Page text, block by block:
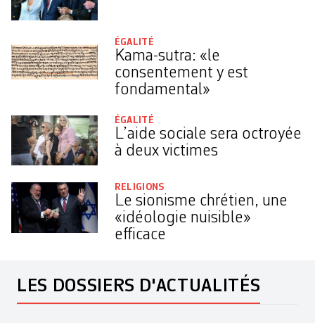
ÉGALITÉ
Kama-sutra: «le
consentement y est
fondamental»
ÉGALITÉ
L’aide sociale sera octroyée
à deux victimes
RELIGIONS
Le sionisme chrétien, une
«idéologie nuisible»
efficace
LES DOSSIERS D'ACTUALITÉS